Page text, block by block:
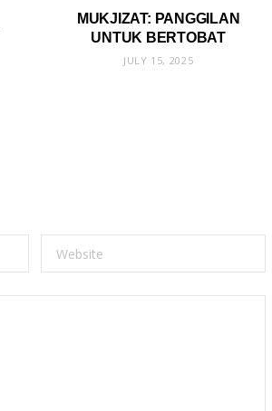
MUKJIZAT: PANGGILAN
UNTUK BERTOBAT
JULY 15, 2025